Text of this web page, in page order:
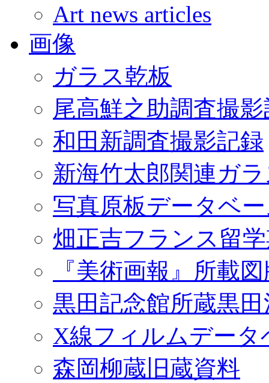
Art news articles
画像
ガラス乾板
尾高鮮之助調査撮
和田新調査撮影記録
新海竹太郎関連ガ
写真原板データベ
畑正吉フランス留
『美術画報』所載
黒田記念館所蔵黒
X線フィルムデータ
森岡柳蔵旧蔵資料